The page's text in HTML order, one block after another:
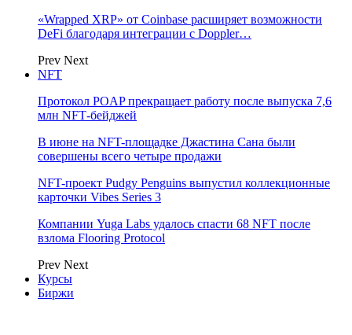
«Wrapped XRP» от Coinbase расширяет возможности
DeFi благодаря интеграции с Doppler…
Prev Next
NFT
Протокол POAP прекращает работу после выпуска 7,6
млн NFT‑бейджей
В июне на NFT-площадке Джастина Сана были
совершены всего четыре продажи
NFT-проект Pudgy Penguins выпустил коллекционные
карточки Vibes Series 3
Компании Yuga Labs удалось спасти 68 NFT после
взлома Flooring Protocol
Prev Next
Курсы
Биржи